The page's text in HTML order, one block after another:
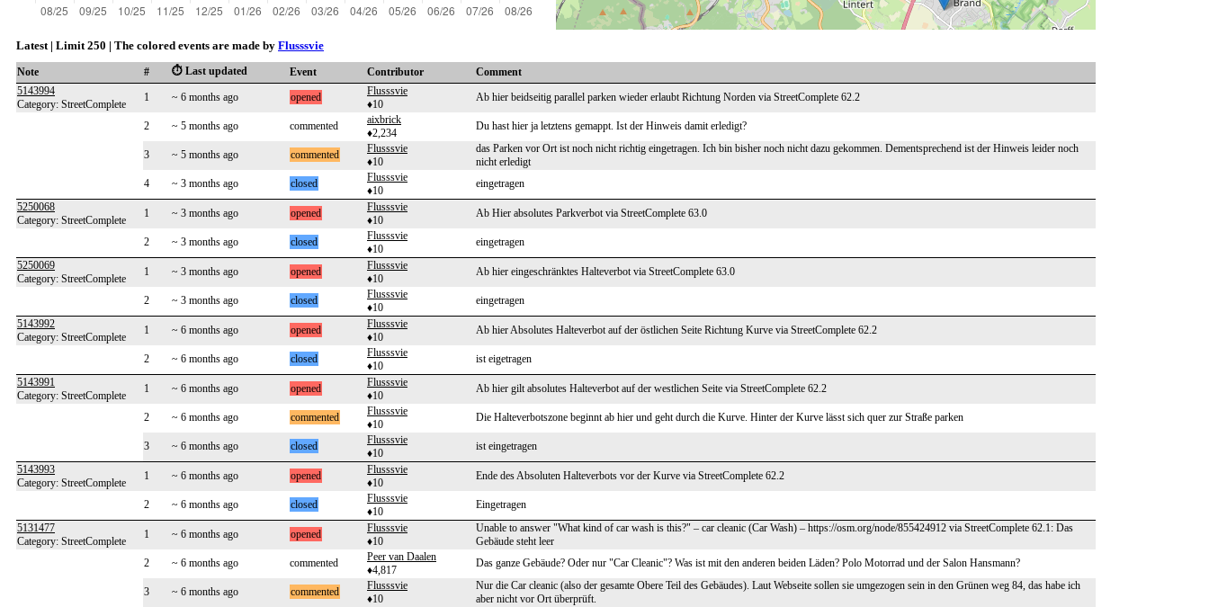
Latest | Limit 250 | The colored events are made by Flusssvie
Note # ⏱️ Last updated Event Contributor
Comment
5143994
Category: StreetComplete
1 ~ 6 months ago opened
Flusssvie
♦10
Ab hier beidseitig parallel parken wieder erlaubt Richtung Norden via StreetComplete 62.2
2 ~ 5 months ago commented
aixbrick
♦2,234
Du hast hier ja letztens gemappt. Ist der Hinweis damit erledigt?
3 ~ 5 months ago commented
Flusssvie
♦10
das Parken vor Ort ist noch nicht richtig eingetragen. Ich bin bisher noch nicht dazu gekommen. Dementsprechend ist der Hinweis leider noch
nicht erledigt
4
~ 3 months ago closed
Flusssvie
♦10
eingetragen
5250068
Category: StreetComplete
1 ~ 3 months ago opened
Flusssvie
♦10
Ab Hier absolutes Parkverbot via StreetComplete 63.0
2 ~ 3 months ago closed
Flusssvie
♦10
eingetragen
5250069
Category: StreetComplete
1 ~ 3 months ago opened
Flusssvie
♦10
Ab hier eingeschränktes Halteverbot via StreetComplete 63.0
2 ~ 3 months ago closed
Flusssvie
♦10
eingetragen
5143992
Category: StreetComplete
1 ~ 6 months ago opened
Flusssvie
♦10
Ab hier Absolutes Halteverbot auf der östlichen Seite Richtung Kurve via StreetComplete 62.2
2 ~ 6 months ago closed
Flusssvie
♦10
ist eigetragen
5143991
Category: StreetComplete
1 ~ 6 months ago opened
Flusssvie
♦10
Ab hier gilt absolutes Halteverbot auf der westlichen Seite via StreetComplete 62.2
2 ~ 6 months ago commented
Flusssvie
♦10
Die Halteverbotszone beginnt ab hier und geht durch die Kurve. Hinter der Kurve lässt sich quer zur Straße parken
3 ~ 6 months ago closed
Flusssvie
♦10
ist eingetragen
5143993
Category: StreetComplete
1 ~ 6 months ago opened
Flusssvie
♦10
Ende des Absoluten Halteverbots vor der Kurve via StreetComplete 62.2
2 ~ 6 months ago closed
Flusssvie
♦10
Eingetragen
5131477
Category: StreetComplete
1 ~ 6 months ago opened
Flusssvie
♦10
Unable to answer "What kind of car wash is this?" – car cleanic (Car Wash) – https://osm.org/node/855424912 via StreetComplete 62.1: Das
Gebäude steht leer
2
~ 6 months ago commented
Peer van Daalen
♦4,817
Das ganze Gebäude? Oder nur "Car Cleanic"? Was ist mit den anderen beiden Läden? Polo Motorrad und der Salon Hansmann?
3 ~ 6 months ago commented
Flusssvie
♦10
Nur die Car cleanic (also der gesamte Obere Teil des Gebäudes). Laut Webseite sollen sie umgezogen sein in den Grünen weg 84, das habe ich
aber nicht vor Ort überprüft.